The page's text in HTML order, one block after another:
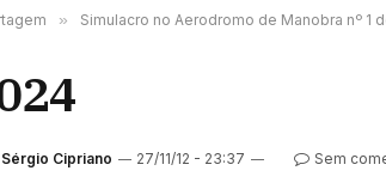
» Simulacro no Aerodromo de Manobra nº 1
Sérgio Cipriano 27/11/12 - 23:37 Sem